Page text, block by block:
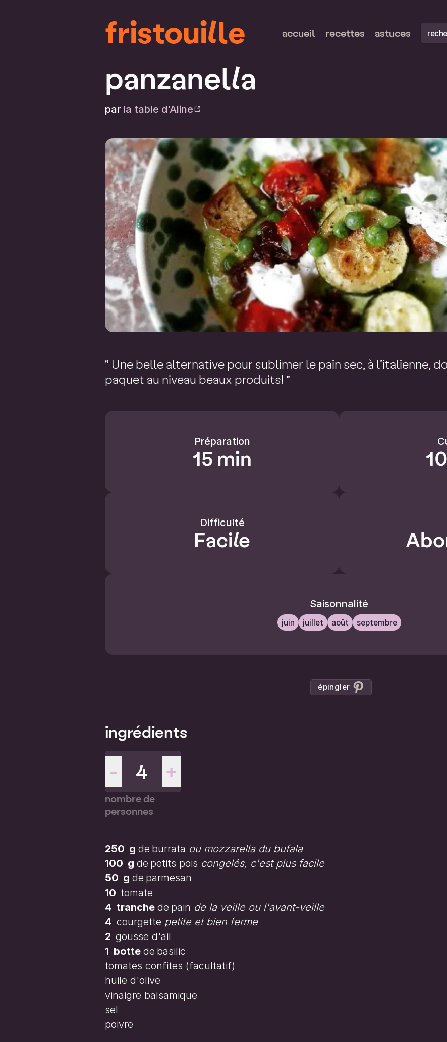
fristouille accueil recettes astuces
panzanella
par la table d'Aline
" Une belle alternative pour sublimer le pain sec, à l’italienne,
paquet au niveau beaux produits! "
Préparation
15 min
Difficulté
Facile
Saisonnalité
juin juillet août septembre
épingler
ingrédients
- +
nombre de
personnes
250 g de burrata ou mozzarella du bufala
100 g de petits pois congelés, c'est plus facile
50 g de parmesan
10 tomate
4 tranche de pain de la veille ou l'avant-veille
4 courgette petite et bien ferme
2 gousse d'ail
1 botte de basilic
tomates confites (facultatif)
huile d'olive
vinaigre balsamique
sel
poivre